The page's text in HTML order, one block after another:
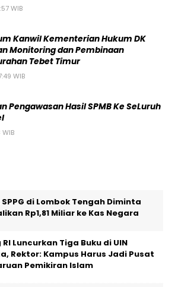
WIB
Kanwil Kementerian Hukum DK
Monitoring dan Pembinaan
Tebet Timur
WIB
Pengawasan Hasil SPMB Ke SeLuruh
di Lombok Tengah Diminta
Rp1,81 Miliar ke Kas Negara
Luncurkan Tiga Buku di UIN
Rektor: Kampus Harus Jadi Pusat
Pemikiran Islam